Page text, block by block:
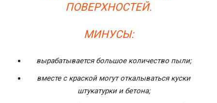
ПОВЕРХНОСТЕЙ.
МИНУСЫ:
вырабатывается большое количество пыли;
вместе с краской могут откалываться куски
штукатурки и бетона;